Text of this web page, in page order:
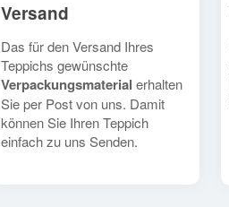
Versand
Das für den Versand Ihres
Teppichs gewünschte
Verpackungsmaterial erhalten
Sie per Post von uns. Damit
können Sie Ihren Teppich
einfach zu uns Senden.